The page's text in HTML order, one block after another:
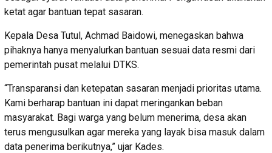
ketat agar bantuan tepat sasaran.
Kepala Desa Tutul, Achmad Baidowi, menegaskan bahwa
pihaknya hanya menyalurkan bantuan sesuai data resmi dari
pemerintah pusat melalui DTKS.
“Transparansi dan ketepatan sasaran menjadi prioritas utama.
Kami berharap bantuan ini dapat meringankan beban
masyarakat. Bagi warga yang belum menerima, desa akan
terus mengusulkan agar mereka yang layak bisa masuk dalam
data penerima berikutnya,” ujar Kades.